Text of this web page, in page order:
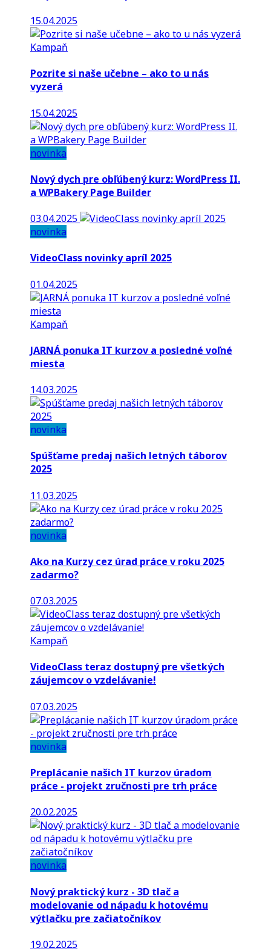
15.04.2025
Kampaň
Pozrite si naše učebne – ako to u nás
vyzerá
15.04.2025
novinka
Nový dych pre obľúbený kurz: WordPress II.
a WPBakery Page Builder
03.04.2025
novinka
VideoClass novinky apríl 2025
01.04.2025
Kampaň
JARNÁ ponuka IT kurzov a posledné voľné
miesta
14.03.2025
novinka
Spúšťame predaj našich letných táborov
2025
11.03.2025
novinka
Ako na Kurzy cez úrad práce v roku 2025
zadarmo?
07.03.2025
Kampaň
VideoClass teraz dostupný pre všetkých
záujemcov o vzdelávanie!
07.03.2025
novinka
Preplácanie našich IT kurzov úradom
práce - projekt zručnosti pre trh práce
20.02.2025
novinka
Nový praktický kurz - 3D tlač a
modelovanie od nápadu k hotovému
výtlačku pre začiatočníkov
19.02.2025